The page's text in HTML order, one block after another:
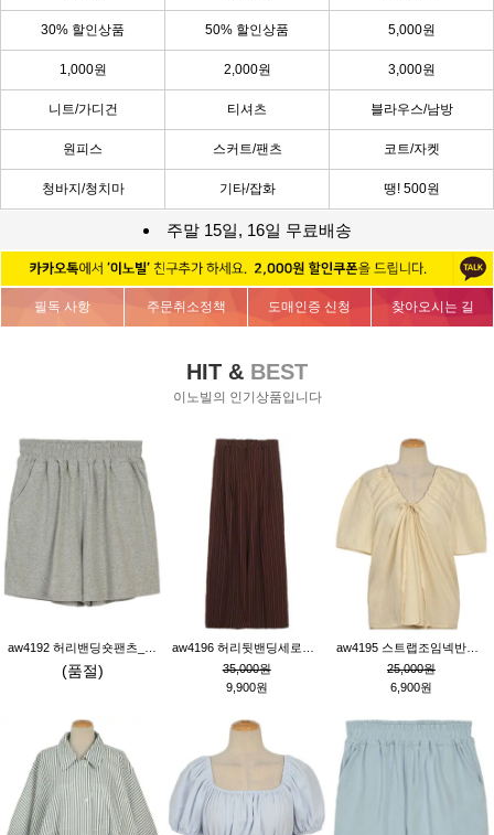
30% 할인상품 50% 할인상품 5,000원
1,000원 2,000원 3,000원
니트/가디건 티셔츠 블라우스/남방
원피스 스커트/팬츠 코트/자켓
청바지/청치마 기타/잡화 땡! 500원
주말 15일, 16일 무료배송
필독 사항 주문취소정책 도매인증 신청 찾아오시는 길
HIT & BEST
이노빌의 인기상품입니다
(품절)
35,000원
9,900원
25,000원
6,900원